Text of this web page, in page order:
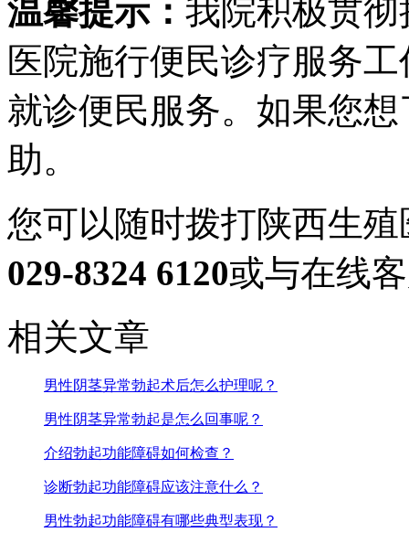
温馨提示： 我院积极贯
医院施行便民诊疗服务
就诊便民服务。如果您
助。
您可以随时拨打陕西生
029-8324 6120或与在线
相关文章
男性阴茎异常勃起术后怎么护理呢？
男性阴茎异常勃起是怎么回事呢？
介绍勃起功能障碍如何检查？
诊断勃起功能障碍应该注意什么？
男性勃起功能障碍有哪些典型表现？